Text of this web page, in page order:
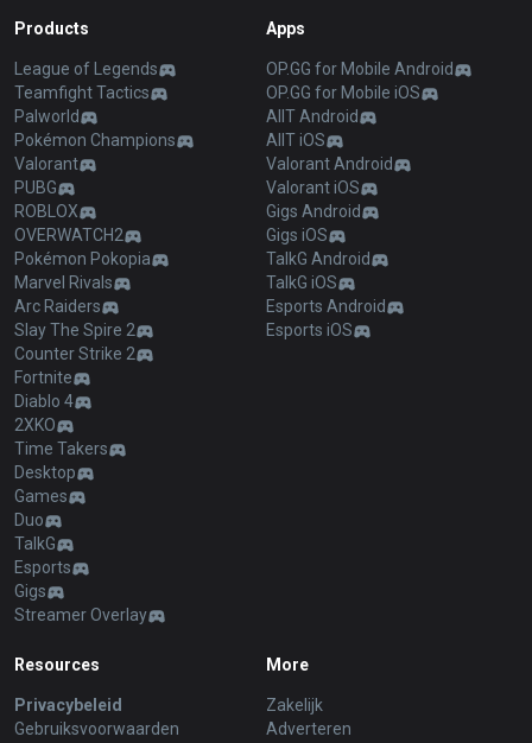
Products
League of Legends
Teamfight Tactics
Palworld
Pokémon Champions
Valorant
PUBG
ROBLOX
OVERWATCH2
Pokémon Pokopia
Marvel Rivals
Arc Raiders
Slay The Spire 2
Counter Strike 2
Fortnite
Diablo 4
2XKO
Time Takers
Desktop
Games
Duo
TalkG
Esports
Gigs
Streamer Overlay
Apps
OP.GG for Mobile Android
OP.GG for Mobile iOS
AllT Android
AllT iOS
Valorant Android
Valorant iOS
Gigs Android
Gigs iOS
TalkG Android
TalkG iOS
Esports Android
Esports iOS
Resources
Privacybeleid
Gebruiksvoorwaarden
More
Zakelijk
Adverteren